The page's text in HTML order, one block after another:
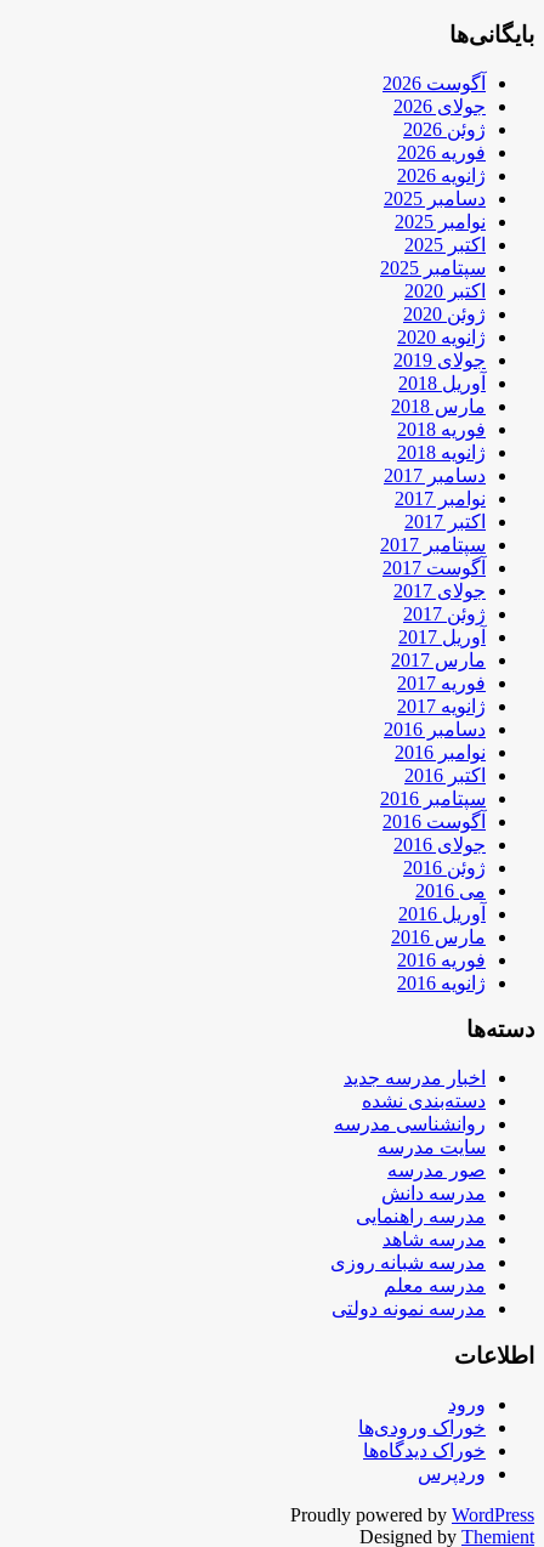
بایگانی‌ها
آگوست 2026
جولای 2026
ژوئن 2026
فوریه 2026
ژانویه 2026
دسامبر 2025
نوامبر 2025
اکتبر 2025
سپتامبر 2025
اکتبر 2020
ژوئن 2020
ژانویه 2020
جولای 2019
آوریل 2018
مارس 2018
فوریه 2018
ژانویه 2018
دسامبر 2017
نوامبر 2017
اکتبر 2017
سپتامبر 2017
آگوست 2017
جولای 2017
ژوئن 2017
آوریل 2017
مارس 2017
فوریه 2017
ژانویه 2017
دسامبر 2016
نوامبر 2016
اکتبر 2016
سپتامبر 2016
آگوست 2016
جولای 2016
ژوئن 2016
می 2016
آوریل 2016
مارس 2016
فوریه 2016
ژانویه 2016
دسته‌ها
اخبار مدرسه جدید
دسته‌بندی نشده
روانشناسی مدرسه
سایت مدرسه
صور مدرسه
مدرسه دانش
مدرسه راهنمایی
مدرسه شاهد
مدرسه شبانه روزی
مدرسه معلم
مدرسه نمونه دولتی
اطلاعات
ورود
خوراک ورودی‌ها
خوراک دیدگاه‌ها
وردپرس
Proudly powered by WordPress
Designed by Themient